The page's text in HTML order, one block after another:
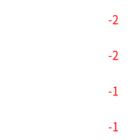
-2
-2
-1
-1